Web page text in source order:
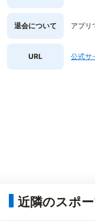
退会について アプリ
URL 公式サ
近隣のスポ